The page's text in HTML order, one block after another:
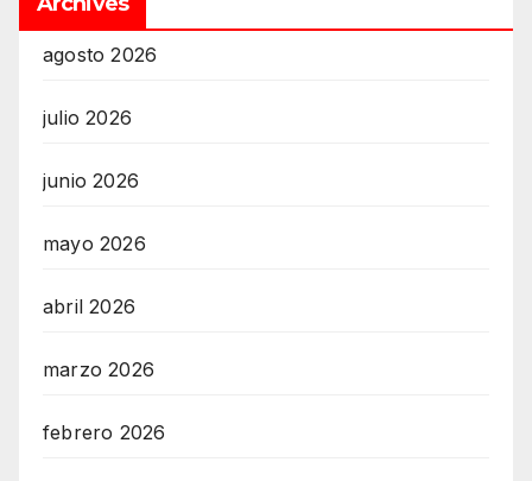
agosto 2026
julio 2026
junio 2026
mayo 2026
abril 2026
marzo 2026
febrero 2026